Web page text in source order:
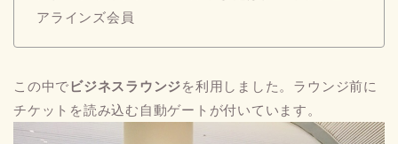
アラインズ会員
この中で ビジネスラウンジを利用しました。ラウンジ前に
チケットを読み込む自動ゲートが付いています。